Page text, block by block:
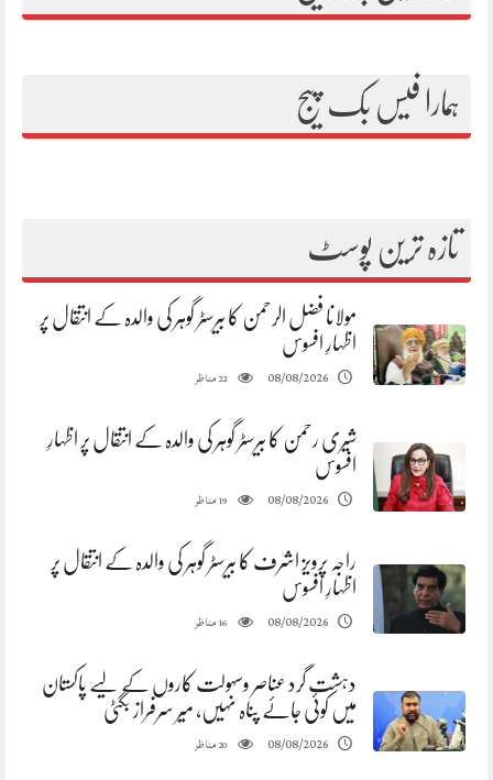
ہمارا فیس بک پیج
تازہ ترین پوسٹ
مولانا فضل الرحمن کا بیرسٹر گوہر کی والدہ کے انتقال پر
اظہارِ افسوس
08/08/2026
22مناظر
شیری رحمن کا بیرسٹر گوہر کی والدہ کے انتقال پر اظہارِ
افسوس
08/08/2026
19مناظر
راجہ پرویز اشرف کا بیرسٹر گوہر کی والدہ کے انتقال پر
اظہارِ افسوس
08/08/2026
16مناظر
دہشت گرد عناصر وسہولت کاروں کے لیے پاکستان
میں کوئی جائے پناہ نہیں، میر سرفراز بگٹی
08/08/2026
20مناظر